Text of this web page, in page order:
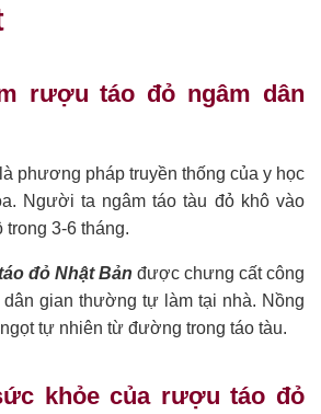
rượu táo đỏ ngâm dân
phương pháp truyền thống của y học
Người ta ngâm táo tàu đỏ khô vào
3-6 tháng.
đỏ Nhật Bản được chưng cất công
gian thường tự làm tại nhà. Nồng
tự nhiên từ đường trong táo tàu.
khỏe của rượu táo đỏ